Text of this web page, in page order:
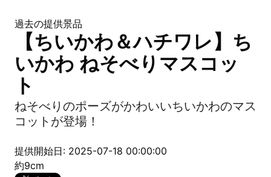
過去の提供景品
【ちいかわ＆ハチワレ】ち
いかわ ねそべりマスコッ
ト
ねそべりのポーズがかわいいちいかわのマス
コットが登場！
提供開始日: 2025-07-18 00:00:00
約9cm